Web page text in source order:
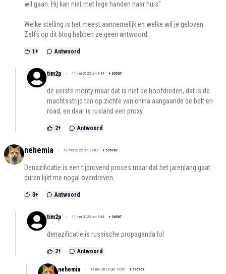
wil gaan. Hij kan niet met lege handen naar huis''
Welke stelling is het meest aannemelijk en welke wil je geloven.
Zelfs op dit blog hebben ze geen antwoord.
1 + Antwoord
tim2p 11 mei 2022 om 9:44 + 36567
de eerste monty maar dat is niet de hoofdreden, dat is de
machtsstrijd ten op zichte van china aangaande de belt en
road, en daar is rusland een proxy
2+ Antwoord
nehemia 10 mei 2022 om 22:09 + 535767
Denazificatie is een tijdrovend proces maar dat het jarenlang gaat
duren lijkt me nogal overdreven.
3+ Antwoord
tim2p 11 mei 2022 om 9:44 + 36567
denazificatie is russische propaganda lol
2+ Antwoord
nehemia 11 mei 2022 om 12:05 + 535767